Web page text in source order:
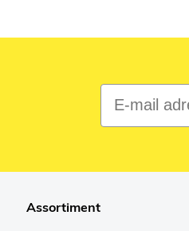
E-mail adres
Assortiment